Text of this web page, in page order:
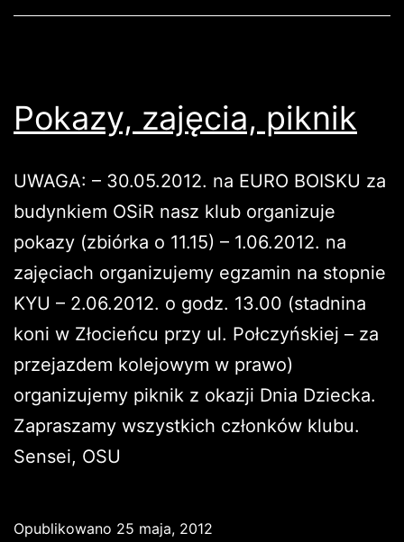
Pokazy, zajęcia, piknik
UWAGA: – 30.05.2012. na EURO BOISKU za
budynkiem OSiR nasz klub organizuje
pokazy (zbiórka o 11.15) – 1.06.2012. na
zajęciach organizujemy egzamin na stopnie
KYU – 2.06.2012. o godz. 13.00 (stadnina
koni w Złocieńcu przy ul. Połczyńskiej – za
przejazdem kolejowym w prawo)
organizujemy piknik z okazji Dnia Dziecka.
Zapraszamy wszystkich członków klubu.
Sensei, OSU
Opublikowano 25 maja, 2012